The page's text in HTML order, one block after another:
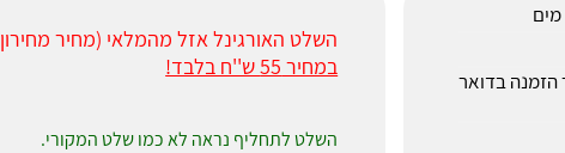
השלט האורגינל אזל מהמלאי (מחיר מחירון 120 ש''ח),
במחיר 55 ש''ח בלבד!
השלט לתחליף נראה לא כמו שלט המקורי.
לאחר הזמנה בדואר